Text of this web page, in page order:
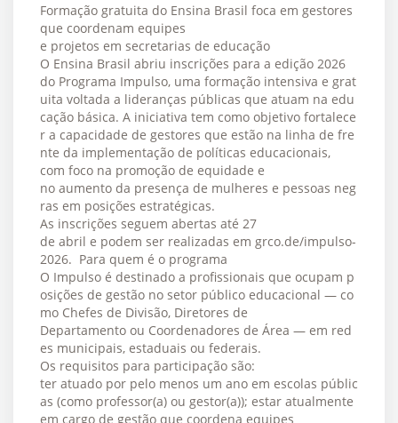
Formação gratuita do Ensina Brasil foca em gestores
que coordenam equipes
e projetos em secretarias de educação
O Ensina Brasil abriu inscrições para a edição 2026
do Programa Impulso, uma formação intensiva e grat
uita voltada a lideranças públicas que atuam na edu
cação básica. A iniciativa tem como objetivo fortalece
r a capacidade de gestores que estão na linha de fre
nte da implementação de políticas educacionais,
com foco na promoção de equidade e
no aumento da presença de mulheres e pessoas neg
ras em posições estratégicas.
As inscrições seguem abertas até 27
de abril e podem ser realizadas em grco.de/impulso-
2026. Para quem é o programa
O Impulso é destinado a profissionais que ocupam p
osições de gestão no setor público educacional — co
mo Chefes de Divisão, Diretores de
Departamento ou Coordenadores de Área — em red
es municipais, estaduais ou federais.
Os requisitos para participação são:
ter atuado por pelo menos um ano em escolas públic
as (como professor(a) ou gestor(a)); estar atualmente
em cargo de gestão que coordena equipes